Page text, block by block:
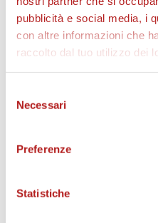
pubblicità e social media, i
con altre informazioni che
raccolto dal tuo utilizzo dei
delNecessari
Preferenze
Statistiche
BIGLIETTI
AS CITTADELLA